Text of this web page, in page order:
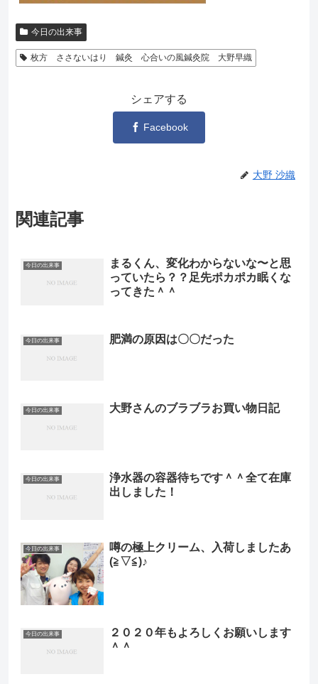
今日の出来事
枚方 ささないはり 鍼灸 心合いの風鍼灸院 大野早織
シェアする
Facebook
大野 沙織
関連記事
今日の出来事
まるくん、変化わからないな〜と思
っていたら？？足先ポカポカ眠くな
ってきた＾＾
今日の出来事 肥満の原因は〇〇だった
今日の出来事 大野さんのブラブラお買い物日記
今日の出来事
浄水器の容器待ちです＾＾全て在庫
出しました！
今日の出来事
噂の極上クリーム、入荷しましたあ
(≧▽≦)♪
今日の出来事
２０２０年もよろしくお願いします
＾＾